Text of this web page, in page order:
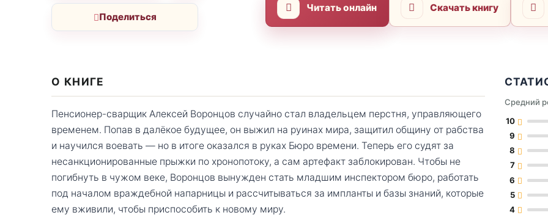
Поделиться
Читать онлайн Скачать книгу
О КНИГЕ
Пенсионер-сварщик Алексей Воронцов случайно стал владельцем перстня, управляющего
временем. Попав в далёкое будущее, он выжил на руинах мира, защитил общину от рабства
и научился воевать — но в итоге оказался в руках Бюро времени. Теперь его судят за
несанкционированные прыжки по хронопотоку, а сам артефакт заблокирован. Чтобы не
погибнуть в чужом веке, Воронцов вынужден стать младшим инспектором бюро, работать
под началом враждебной напарницы и рассчитываться за импланты и базы знаний, которые
ему вживили, чтобы приспособить к новому миру.
Средний
10
9
8
7
6
5
4